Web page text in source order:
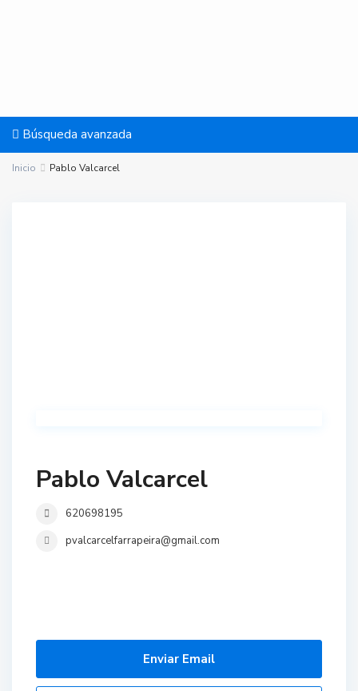
Búsqueda avanzada
Inicio Pablo Valcarcel
Pablo Valcarcel
620698195
pvalcarcelfarrapeira@gmail.com
Enviar Email